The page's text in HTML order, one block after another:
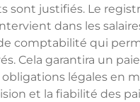
sont justifiés. Le
dans les
comptabilité qui
Cela garantira un
obligations légales en
et la fiabilité des